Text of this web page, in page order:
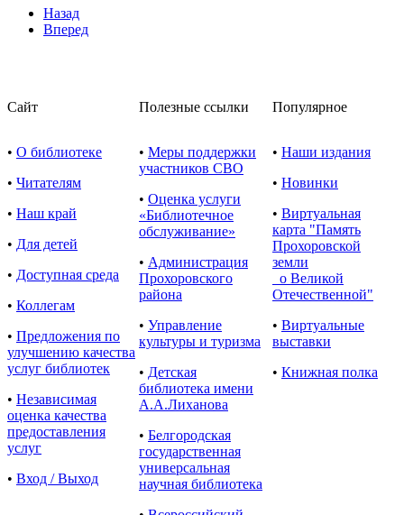
Назад
Вперед
Сайт Полезные ссылки Популярное
• О библиотеке
• Читателям
• Наш край
• Для детей
• Доступная среда
• Коллегам
• Предложения по
улучшению качества
услуг библиотек
• Независимая
оценка качества
предоставления
услуг
• Вход / Выход
• Меры поддержки
участников СВО
• Оценка услуги
«Библиотечное
обслуживание»
• Администрация
Прохоровского
района
• Управление
культуры и туризма
• Детская
библиотека имени
А.А.Лиханова
• Белгородская
государственная
универсальная
научная библиотека
• Наши издания
• Новинки
• Виртуальная
карта "Память
Прохоровской
земли
о Великой
Отечественной"
• Виртуальные
выставки
• Книжная полка